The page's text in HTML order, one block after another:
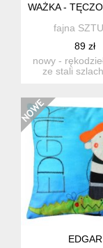
WAŻKA -
fajna
89 zł
nowy -
ze stali
EDGAR